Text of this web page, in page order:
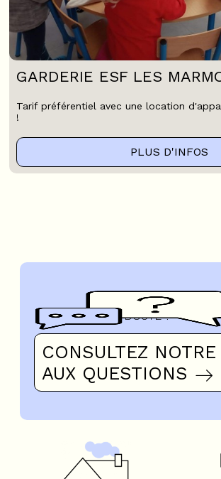
GARDERIE ESF LES
Tarif préférentiel avec une location
!
PLUS D'INFOS
Questions
UN DOUTE ?
CONSULTEZ
AUX QUESTIONS